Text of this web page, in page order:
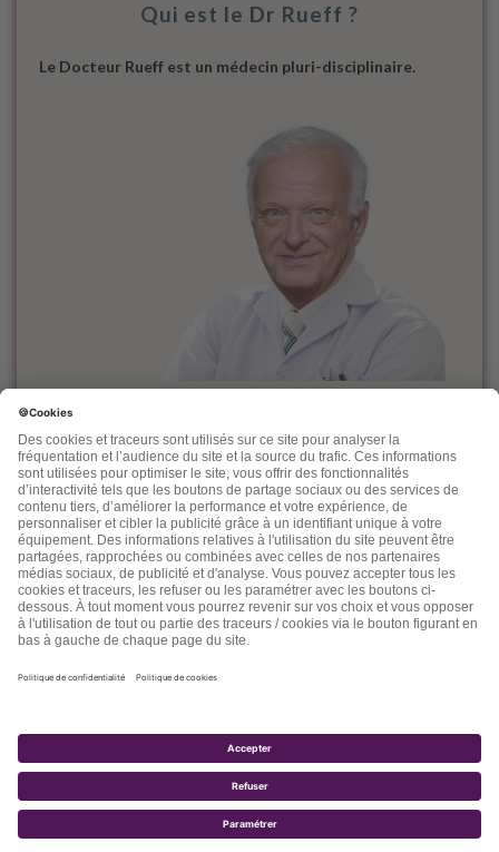
Qui est le Dr Rueff ?
Le Docteur Rueff est un médecin pluri-disciplinaire.
Le docteur Dominique Rueff, diplômé Universitaire de
Cancérologie, est, depuis des années un fervent défenseur
de la prévention et de l'accompagnement nutritionnel et
environnemental des maladies liées à l'âge.
Désireux de découvrir d'autres thérapeutiques et d'en
mesurer les effets, il n'hésite pas à s'ouvrir vers d'autres
connaissances comme la médecine chinoise, l'homéopathie,
la phytothérapie et quelques autres. Dans ses "lettres" il
nous fait partager son expérience, ses connaissances, ses
espoirs et parfois ses doutes.
2017 - TOTALE SANTÉ SA - TOUS DROITS RÉSERVÉS